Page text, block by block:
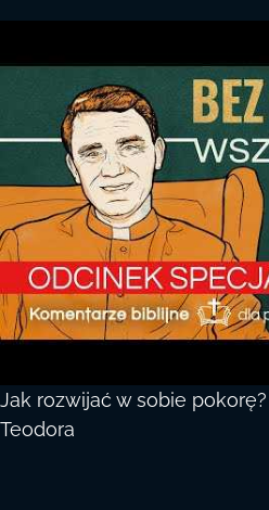
Jak rozwijać w sobie
Teodora